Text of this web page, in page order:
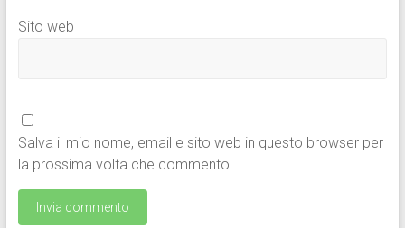
Sito web
Salva il mio nome, email e sito web in questo browser per
la prossima volta che commento.